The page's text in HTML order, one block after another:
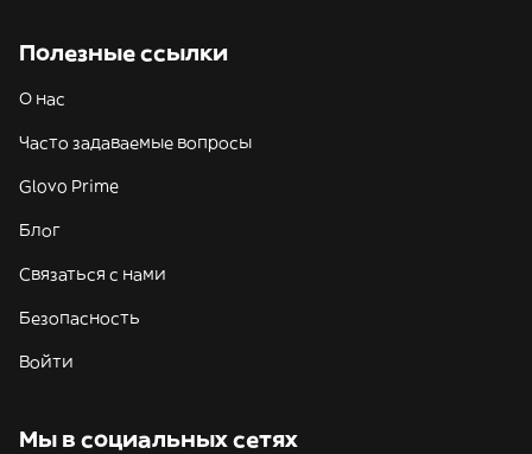
Полезные ссылки
О нас
Часто задаваемые вопросы
Glovo Prime
Блог
Связаться с нами
Безопасность
Войти
Мы в социальных сетях